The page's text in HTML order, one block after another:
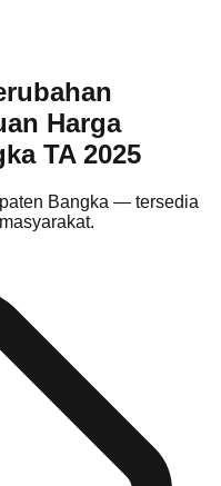
Harga
TA 2025
Bangka — tersedia